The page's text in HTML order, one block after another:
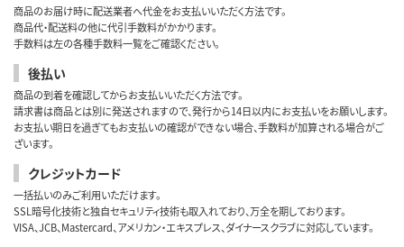
商品のお届け時に配送業者へ代金をお支払いいただく方法です。
商品代・配送料の他に代引手数料がかかります。
手数料は左の各種手数料一覧をご確認ください。
後払い
商品の到着を確認してからお支払いいただく方法です。
請求書は商品とは別に発送されますので、発行から14日以内にお支払いをお願いします。
お支払い期日を過ぎてもお支払いの確認ができない場合、手数料が加算される場合がご
ざいます。
クレジットカード
一括払いのみご利用いただけます。
SSL暗号化技術と独自セキュリティ技術も取入れており、万全を期しております。
VISA、JCB、Mastercard、アメリカン・エキスプレス、ダイナースクラブに対応しています。